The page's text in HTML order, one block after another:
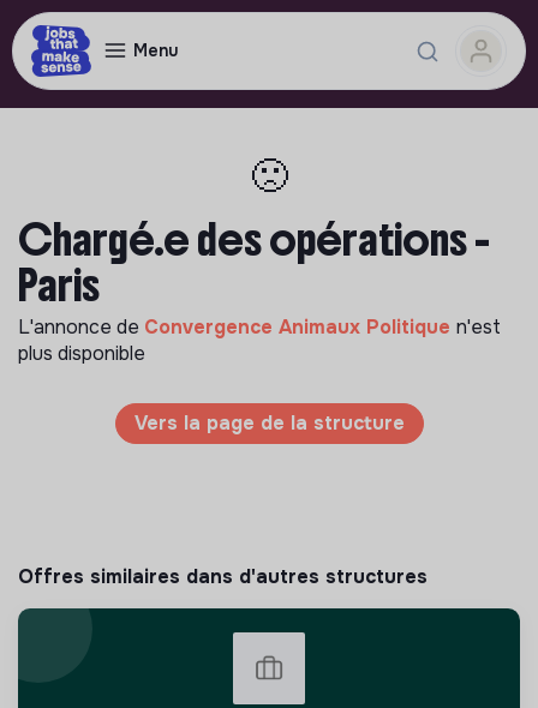
Menu
🙁
Chargé.e des opérations -
Paris
L'annonce de Convergence Animaux Politique n'est
plus disponible
Vers la page de la structure
Offres similaires dans d'autres structures